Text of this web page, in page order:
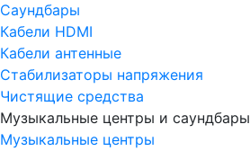
Саундбары
Кабели HDMI
Кабели антенные
Стабилизаторы напряжения
Чистящие средства
Музыкальные центры и саундбары
Музыкальные центры